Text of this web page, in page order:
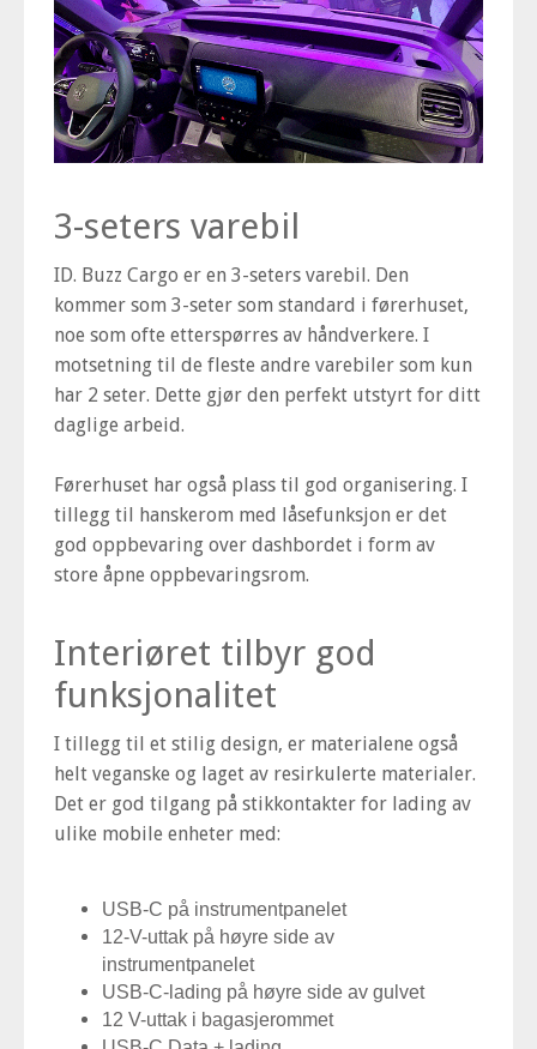
3-seters varebil
ID. Buzz Cargo er en 3-seters varebil. Den
kommer som 3-seter som standard i førerhuset,
noe som ofte etterspørres av håndverkere. I
motsetning til de fleste andre varebiler som kun
har 2 seter. Dette gjør den perfekt utstyrt for ditt
daglige arbeid.
Førerhuset har også plass til god organisering. I
tillegg til hanskerom med låsefunksjon er det
god oppbevaring over dashbordet i form av
store åpne oppbevaringsrom.
Interiøret tilbyr god
funksjonalitet
I tillegg til et stilig design, er materialene også
helt veganske og laget av resirkulerte materialer.
Det er god tilgang på stikkontakter for lading av
ulike mobile enheter med:
USB-C på instrumentpanelet
12-V-uttak på høyre side av
instrumentpanelet
USB-C-lading på høyre side av gulvet
12 V-uttak i bagasjerommet